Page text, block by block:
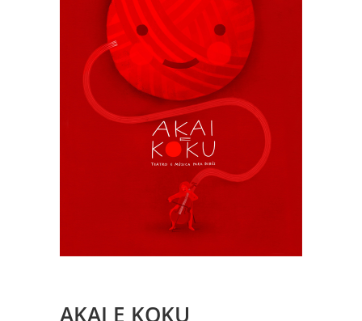
AKAI E KOKU